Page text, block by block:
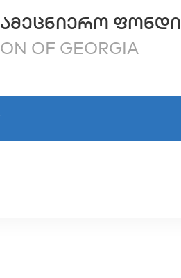
ᲤᲝᲜᲓᲘ
OF GEORGIA